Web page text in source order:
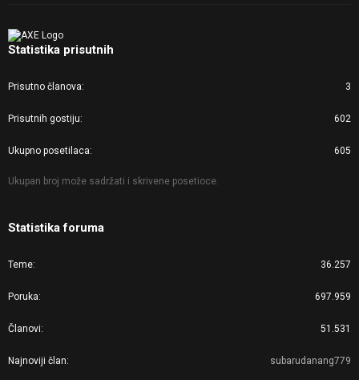
Statistika prisutnih
Prisutno članova 3
Prisutnih gostiju 602
Ukupno posetilaca 605
Ukupan broj može sadržati i skrivene posetioce.
Statistika foruma
Teme 36.257
Poruka 697.959
Članovi 51.531
Najnoviji član subarudanang779